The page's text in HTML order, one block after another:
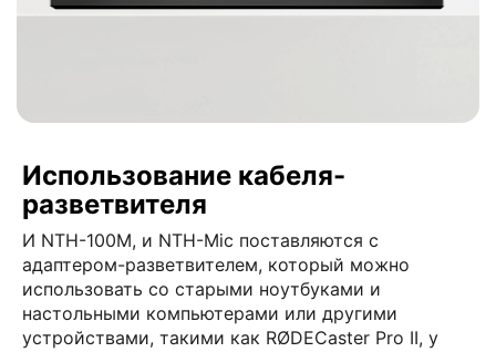
Использование кабеля-
разветвителя
И NTH-100M, и NTH-Mic поставляются с
адаптером-разветвителем, который можно
использовать со старыми ноутбуками и
настольными компьютерами или другими
устройствами, такими как RØDECaster Pro II, у